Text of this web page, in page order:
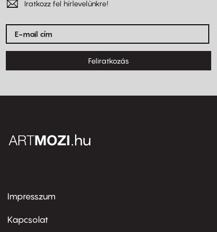
Iratkozz fel hírlevelünkre!
Feliratkozás
Footer
first
Impresszum
Kapcsolat